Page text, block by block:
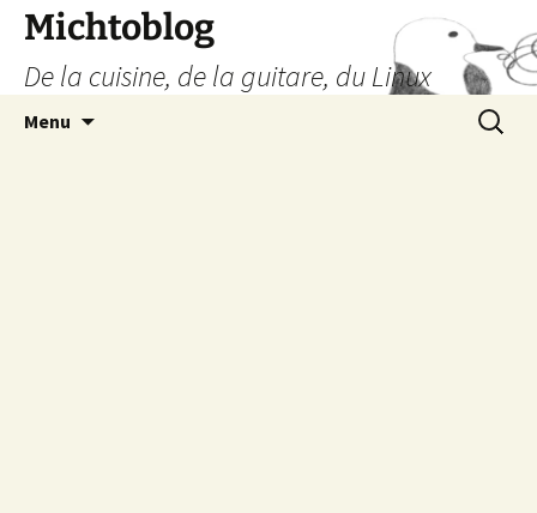
Aller
contenu
Michtoblog
De la cuisine, de la guitare, du Linux
Menu